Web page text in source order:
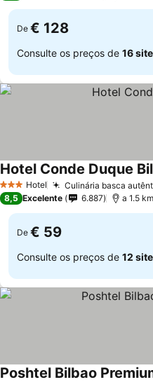
De € 128
Consulte os preços de 16
3 EstrelasHotel Culinária basca
Hotel Conde Duque
8,5 Excelente 6.887 a 1.5
De € 59
Consulte os preços de 12
Poshtel Bilbao